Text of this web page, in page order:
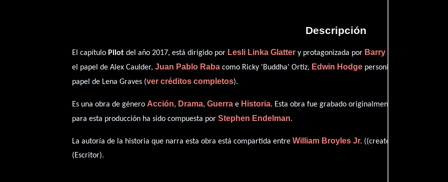
Descripción
El capítulo Pilot del año 2017, está dirigido por Lesli Linka Glatter y protagonizada por Barry Sloane
el papel de Alex Caulder,Juan Pablo Raba como Ricky 'Buddha' Ortiz, Edwin Hodge personificando a Robert
papel de Lena Graves (ver créditos completos).
Es una obra de géneroAcción, Drama,Guerra e Historia. Esta obra fue grabado originalmente con dialogos en
para esta producción ha sido compuesta porStephen Endelman.
La autoría de la historia que narra esta obra está compartida entreWilliam Broyles Jr. ((created by)),
(Escritor).